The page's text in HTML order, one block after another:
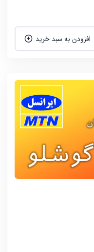
افزودن به سبد خرید